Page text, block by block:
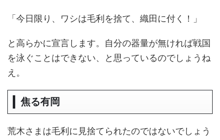
「今日限り、ワシは毛利を捨て、織田に付く！」
と高らかに宣言します。自分の器量が無ければ戦国
を泳ぐことはできない、と思っているのでしょうね
え。
焦る有岡
荒木さまは毛利に見捨てられたのではないでしょう